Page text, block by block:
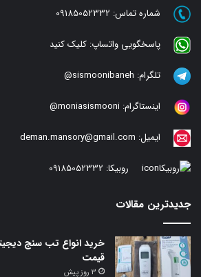
شماره تماس: 09185052332
پاسخگویی واتساپ: کلیک کنید
تلگرام: sismoonibaneh@
اینستاگرام: moniasismooni@
ایمیل: deman.mansory@gmail.com
روبیکا: 09185052332
جدیدترین مقالات
خرید انواع تب سنج
قیمت
3 روز پیش